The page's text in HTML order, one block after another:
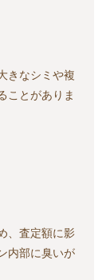
きなシミや複
ことがありま
、査定額に影
内部に臭いが